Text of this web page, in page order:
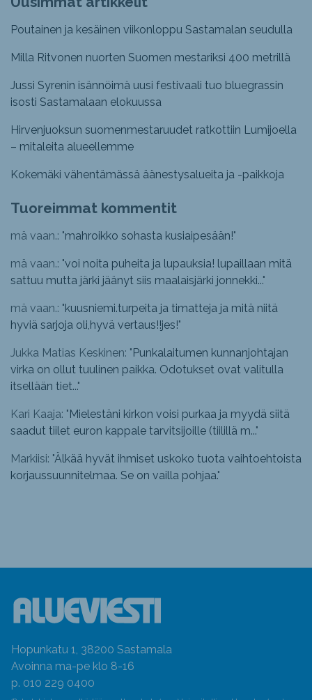
Poutainen ja kesäinen viikonloppu Sastamalan seudulla
Milla Ritvonen nuorten Suomen mestariksi 400 metrillä
Jussi Syrenin isännöimä uusi festivaali tuo bluegrassin
isosti Sastamalaan elokuussa
Hirvenjuoksun suomenmestaruudet ratkottiin Lumijoella
– mitaleita alueellemme
Kokemäki vähentämässä äänestysalueita ja -paikkoja
Tuoreimmat kommentit
mä vaan.: "mahroikko sohasta kusiaipesään!"
mä vaan.: "voi noita puheita ja lupauksia! lupaillaan mitä
sattuu mutta järki jäänyt siis maalaisjärki jonnekki..."
mä vaan.: "kuusniemi.turpeita ja timatteja ja mitä niitä
hyviä sarjoja oli,hyvä vertaus!!jes!"
Jukka Matias Keskinen: "Punkalaitumen kunnanjohtajan
virka on ollut tuulinen paikka. Odotukset ovat valitulla
itsellään tiet..."
Kari Kaaja: "Mielestäni kirkon voisi purkaa ja myydä siitä
saadut tiilet euron kappale tarvitsijoille (tiilillä m..."
Markiisi: "Älkää hyvät ihmiset uskoko tuota vaihtoehtoista
korjaussuunnitelmaa. Se on vailla pohjaa."
Hopunkatu 1, 38200 Sastamala
Avoinna ma-pe klo 8-16
p. 010 229 0400